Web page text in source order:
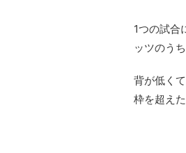
1つの試合
ッツのう
背が低く
枠を超え